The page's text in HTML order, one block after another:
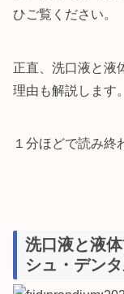
ひご覧ください。
正直、洗口液と液
理由も解説します。
１分ほどで読み終
洗口液と液
シュ・デン